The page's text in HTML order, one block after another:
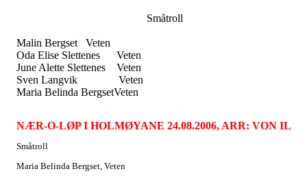
Småtroll
Malin Bergset
Veten
Oda Elise Slettenes
Veten
June Alette Slettenes
Veten
Sven Langvik
Veten
Maria Belinda BergsetVeten
NÆR-O-LØP I HOLMØYANE 24.08.2006, ARR: VON IL
Småtroll
Maria Belinda Bergset, Veten